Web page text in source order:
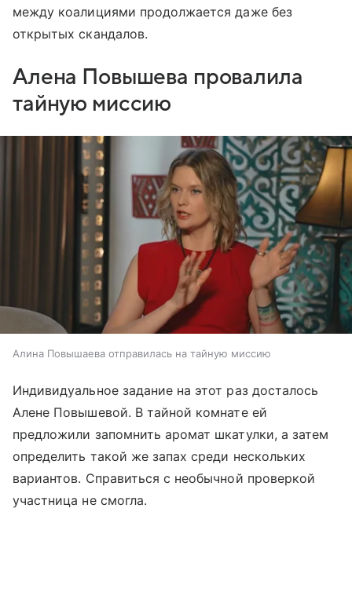
между коалициями продолжается даже без
открытых скандалов.
Алена Повышева провалила
тайную миссию
Алина Повышаева отправилась на тайную миссию
Индивидуальное задание на этот раз досталось
Алене Повышевой. В тайной комнате ей
предложили запомнить аромат шкатулки, а затем
определить такой же запах среди нескольких
вариантов. Справиться с необычной проверкой
участница не смогла.